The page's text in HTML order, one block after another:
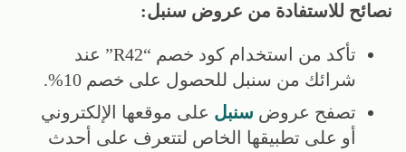
نصائح للاستفادة من عروض سنبل:
تأكد من استخدام كود خصم “R42” عند
شرائك من سنبل للحصول على خصم 10%.
تصفح عروض سنبل على موقعها الإلكتروني
أو على تطبيقها الخاص لتتعرف على أحدث